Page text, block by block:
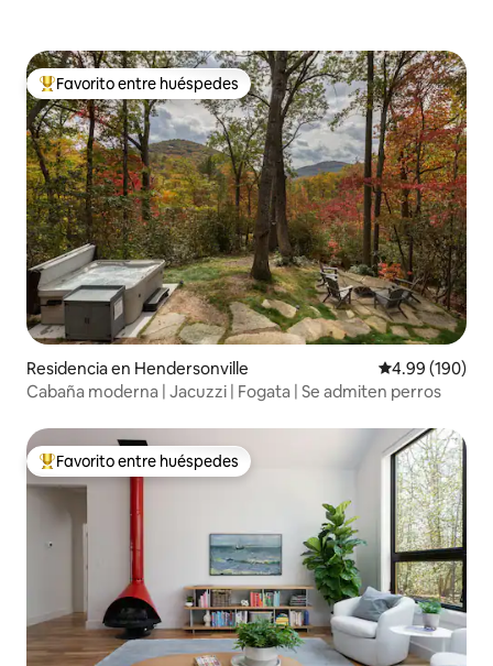
De los mejores en Favorito entre huéspedes
Favorito entre huéspedes
Residencia en Hendersonville Calificación
4.99 (190)
Cabaña moderna | Jacuzzi | Fogata | Se admiten perros
De los mejores en Favorito entre huéspedes
Favorito entre huéspedes